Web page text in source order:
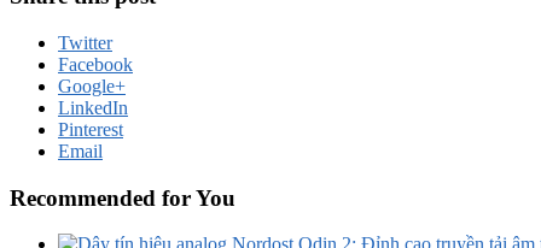
Twitter
Facebook
Google+
LinkedIn
Pinterest
Email
Recommended for You